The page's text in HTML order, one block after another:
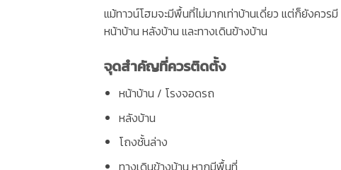
แม้ทาวน์โฮมจะมีพื้นที่ไม่มากเท่าบ้านเดี่ยว แต่ก็ยังควรมี
หน้าบ้าน หลังบ้าน และทางเดินข้างบ้าน
จุดสำคัญที่ควรติดตั้ง
หน้าบ้าน / โรงจอดรถ
หลังบ้าน
โถงชั้นล่าง
ทางเดินข้างบ้าน หากมีพื้นที่